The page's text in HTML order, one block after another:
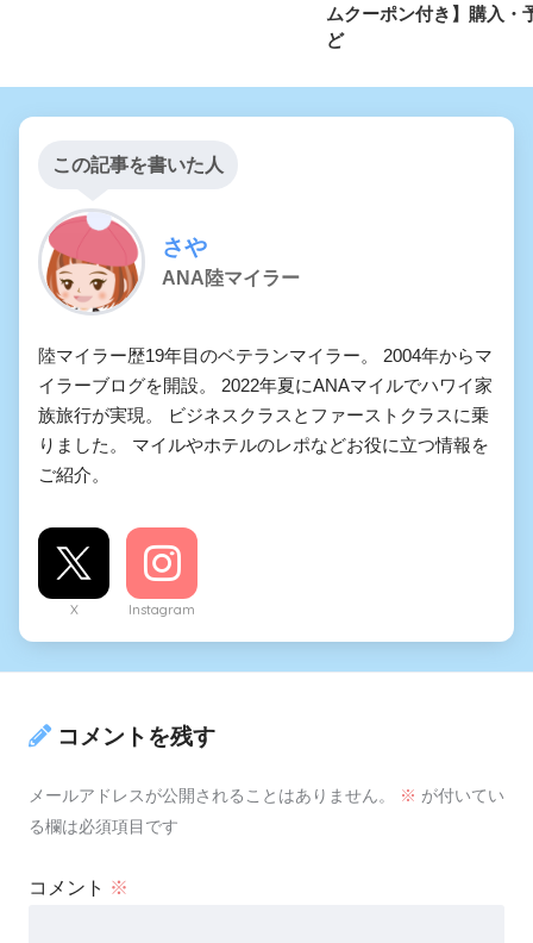
ムクーポン付き】購入・
ど
この記事を書いた人
さや
ANA陸マイラー
陸マイラー歴19年目のベテランマイラー。 2004年からマ
イラーブログを開設。 2022年夏にANAマイルでハワイ家
族旅行が実現。 ビジネスクラスとファーストクラスに乗
りました。 マイルやホテルのレポなどお役に立つ情報を
ご紹介。
X Instagram
コメントを残す
メールアドレスが公開されることはありません。 ※ が付いてい
る欄は必須項目です
コメント ※